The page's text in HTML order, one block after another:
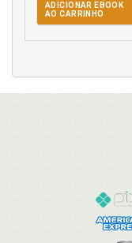
ADICIONAR EBOOK
AO CARRINHO